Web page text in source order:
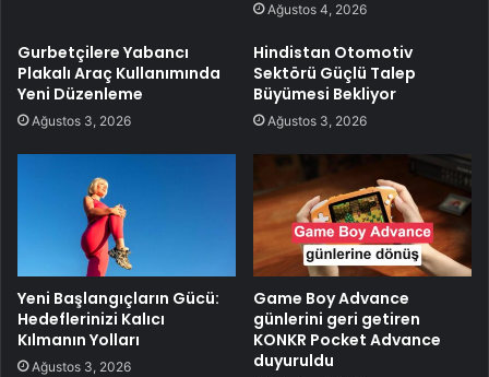
Ağustos 4, 2026
Gurbetçilere Yabancı
Plakalı Araç Kullanımında
Yeni Düzenleme
Ağustos 3, 2026
Hindistan Otomotiv
Sektörü Güçlü Talep
Büyümesi Bekliyor
Ağustos 3, 2026
Yeni Başlangıçların Gücü:
Hedeflerinizi Kalıcı
Kılmanın Yolları
Ağustos 3, 2026
Game Boy Advance
günlerini geri getiren
KONKR Pocket Advance
duyuruldu